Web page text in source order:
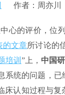
作者：周亦川
心的评价，位
的文章所讨论的
培训 ”上， 中国
系统的问题，已
床认知过程与